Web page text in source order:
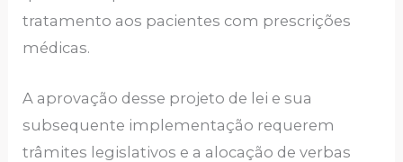
tratamento aos pacientes com prescrições
médicas.
A aprovação desse projeto de lei e sua
subsequente implementação requerem
trâmites legislativos e a alocação de verbas